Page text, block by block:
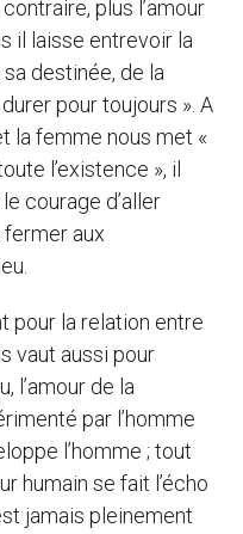
plus l’amour
il laisse entrevoir la
destinée, de la
pour toujours ». A
la femme nous met «
l’existence », il
courage d’aller
fermer aux
pour la relation entre
vaut aussi pour
l’amour de la
par l’homme
l’homme ; tout
humain se fait l’écho
jamais pleinement